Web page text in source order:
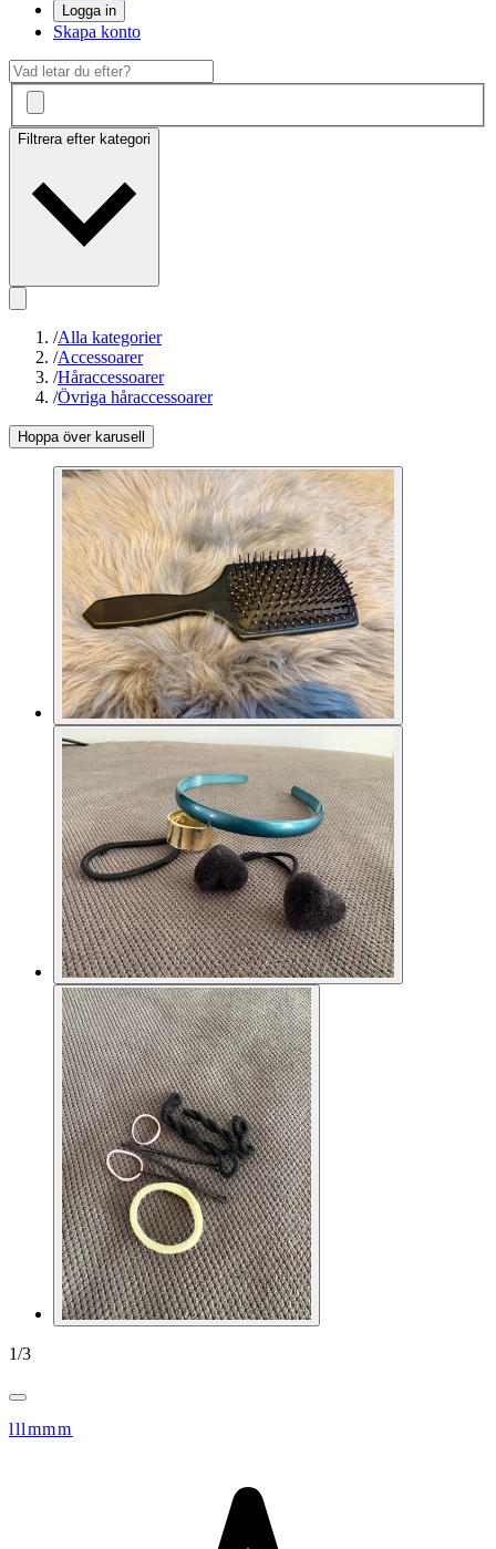
Logga in
Skapa konto
Filtrera efter kategori
/Alla kategorier
/Accessoarer
/Håraccessoarer
/Övriga håraccessoarer
Hoppa över karusell
1/3
lllmmm